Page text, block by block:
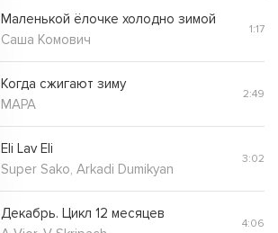
Маленькой ёлочке холодно зимой
Саша Комович
1:17
Когда сжигают зиму
МАРА
2:49
Eli Lav Eli
Super Sako, Arkadi Dumikyan
3:02
Декабрь. Цикл 12 месяцев
4:06